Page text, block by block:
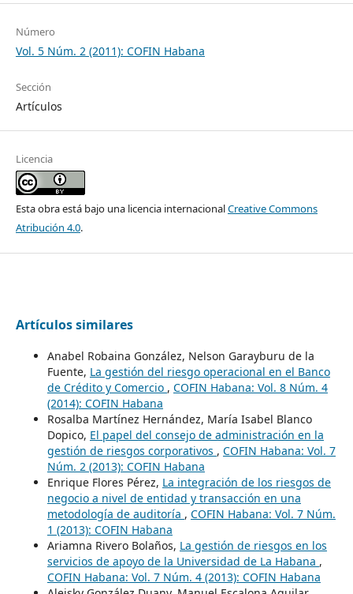
Número
Vol. 5 Núm. 2 (2011): COFIN Habana
Sección
Artículos
Licencia
Esta obra está bajo una licencia internacionalCreative Commons
Atribución 4.0.
Artículos similares
Anabel Robaina González, Nelson Garayburu de la
Fuente, La gestión del riesgo operacional en el Banco
de Crédito y Comercio , COFIN Habana: Vol. 8 Núm. 4
(2014): COFIN Habana
Rosalba Martínez Hernández, María Isabel Blanco
Dopico, El papel del consejo de administración en la
gestión de riesgos corporativos , COFIN Habana: Vol. 7
Núm. 2 (2013): COFIN Habana
Enrique Flores Pérez, La integración de los riesgos de
negocio a nivel de entidad y transacción en una
metodología de auditoría , COFIN Habana: Vol. 7 Núm.
1 (2013): COFIN Habana
Ariamna Rivero Bolaños, La gestión de riesgos en los
servicios de apoyo de la Universidad de La Habana ,
COFIN Habana: Vol. 7 Núm. 4 (2013): COFIN Habana